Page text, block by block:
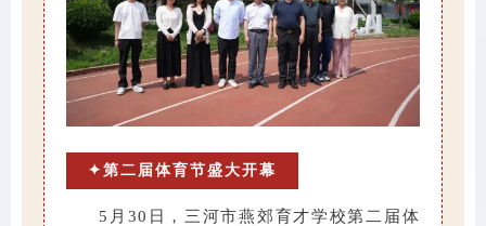
✦第二届体育节盛大开幕
5月30日，三河市燕郊育才学校第二届体